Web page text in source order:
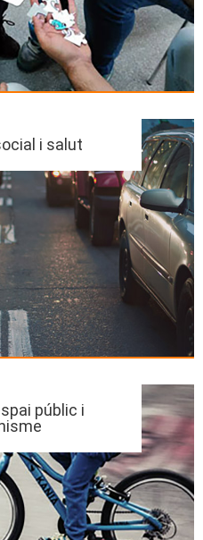
i salut
públic i